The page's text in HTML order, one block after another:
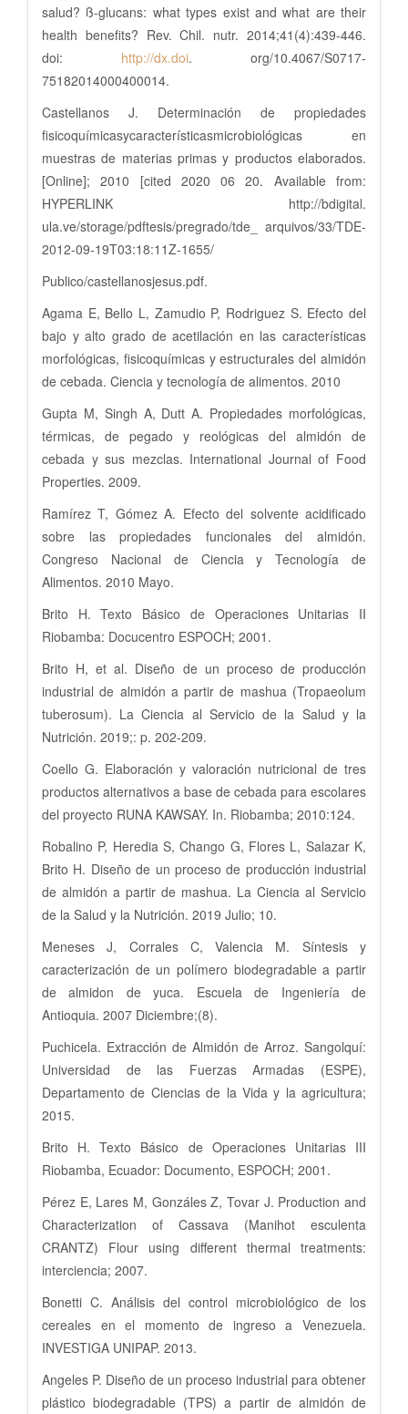
salud? ß-glucans: what types exist and what are their
health benefits? Rev. Chil. nutr. 2014;41(4):439-446.
doi: http://dx.doi. org/10.4067/S0717-
75182014000400014.
Castellanos J. Determinación de propiedades
fisicoquímicasycaracterísticasmicrobiológicas en
muestras de materias primas y productos elaborados.
[Online]; 2010 [cited 2020 06 20. Available from:
HYPERLINK http://bdigital.
ula.ve/storage/pdftesis/pregrado/tde_ arquivos/33/TDE-
2012-09-19T03:18:11Z-1655/
Publico/castellanosjesus.pdf.
Agama E, Bello L, Zamudio P, Rodriguez S. Efecto del
bajo y alto grado de acetilación en las características
morfológicas, fisicoquímicas y estructurales del almidón
de cebada. Ciencia y tecnología de alimentos. 2010
Gupta M, Singh A, Dutt A. Propiedades morfológicas,
térmicas, de pegado y reológicas del almidón de
cebada y sus mezclas. International Journal of Food
Properties. 2009.
Ramírez T, Gómez A. Efecto del solvente acidificado
sobre las propiedades funcionales del almidón.
Congreso Nacional de Ciencia y Tecnología de
Alimentos. 2010 Mayo.
Brito H. Texto Básico de Operaciones Unitarias II
Riobamba: Docucentro ESPOCH; 2001.
Brito H, et al. Diseño de un proceso de producción
industrial de almidón a partir de mashua (Tropaeolum
tuberosum). La Ciencia al Servicio de la Salud y la
Nutrición. 2019;: p. 202-209.
Coello G. Elaboración y valoración nutricional de tres
productos alternativos a base de cebada para escolares
del proyecto RUNA KAWSAY. In. Riobamba; 2010:124.
Robalino P, Heredia S, Chango G, Flores L, Salazar K,
Brito H. Diseño de un proceso de producción industrial
de almidón a partir de mashua. La Ciencia al Servicio
de la Salud y la Nutrición. 2019 Julio; 10.
Meneses J, Corrales C, Valencia M. Síntesis y
caracterización de un polímero biodegradable a partir
de almidon de yuca. Escuela de Ingeniería de
Antioquia. 2007 Diciembre;(8).
Puchicela. Extracción de Almidón de Arroz. Sangolquí:
Universidad de las Fuerzas Armadas (ESPE),
Departamento de Ciencias de la Vida y la agricultura;
2015.
Brito H. Texto Básico de Operaciones Unitarias III
Riobamba, Ecuador: Documento, ESPOCH; 2001.
Pérez E, Lares M, Gonzáles Z, Tovar J. Production and
Characterization of Cassava (Manihot esculenta
CRANTZ) Flour using different thermal treatments:
interciencia; 2007.
Bonetti C. Análisis del control microbiológico de los
cereales en el momento de ingreso a Venezuela.
INVESTIGA UNIPAP. 2013.
Angeles P. Diseño de un proceso industrial para obtener
plástico biodegradable (TPS) a partir de almidón de